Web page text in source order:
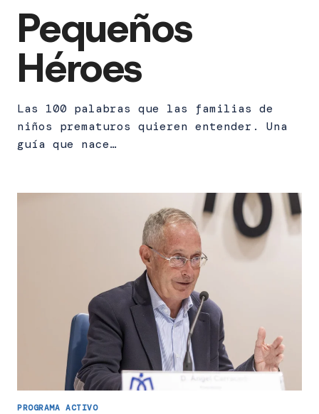
Pequeños
Héroes
Las 100 palabras que las familias de
niños prematuros quieren entender. Una
guía que nace…
PROGRAMA ACTIVO